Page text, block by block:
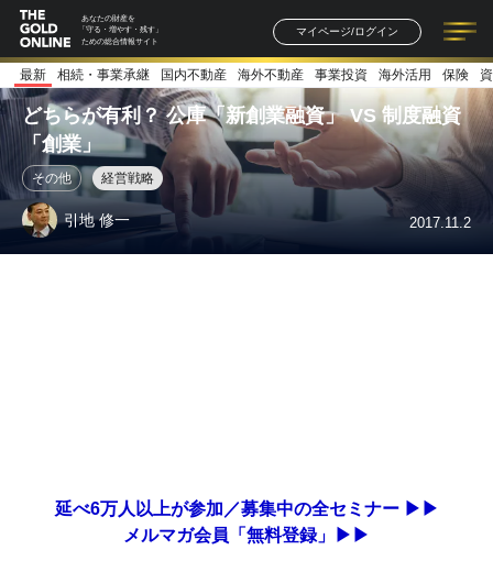
あなたの財産を
「守る・増やす・残す」
ための総合情報サイト
マイページ/ログイン
記事一覧 連載一覧
著者一覧 書籍一覧
最新 相続・事業承継 国内不動産 海外不動産 事業投資 海外活用 保険
どちらが有利？ 公庫「新創業融資」 VS 制度融資
「創業」
その他 経営戦略
引地 修一 2017.11.2
延べ6万人以上が参加／募集中の全セミナー ▶▶
メルマガ会員「無料登録」▶▶